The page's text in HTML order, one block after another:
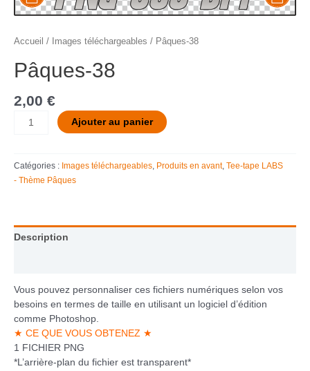
Accueil / Images téléchargeables / Pâques-38
Pâques-38
2,00 €
Ajouter au panier
Catégories : Images téléchargeables Produits en avant, Tee-tape LABS
- Thème Pâques
Description
Vous pouvez personnaliser ces fichiers numériques selon vos
besoins en termes de taille en utilisant un logiciel d’édition
comme Photoshop.
★ CE QUE VOUS OBTENEZ ★
1 FICHIER PNG
*L’arrière-plan du fichier est transparent*